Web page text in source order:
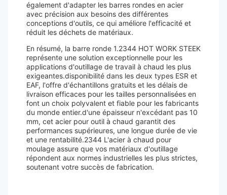
également d'adapter les barres rondes en acier
avec précision aux besoins des différentes
conceptions d'outils, ce qui améliore l'efficacité et
réduit les déchets de matériaux.
En résumé, la barre ronde 1.2344 HOT WORK STEEK
représente une solution exceptionnelle pour les
applications d'outillage de travail à chaud les plus
exigeantes.disponibilité dans les deux types ESR et
EAF, l'offre d'échantillons gratuits et les délais de
livraison efficaces pour les tailles personnalisées en
font un choix polyvalent et fiable pour les fabricants
du monde entier.d'une épaisseur n'excédant pas 10
mm, cet acier pour outil à chaud garantit des
performances supérieures, une longue durée de vie
et une rentabilité.2344 L'acier à chaud pour
moulage assure que vos matériaux d'outillage
répondent aux normes industrielles les plus strictes,
soutenant votre succès de fabrication.